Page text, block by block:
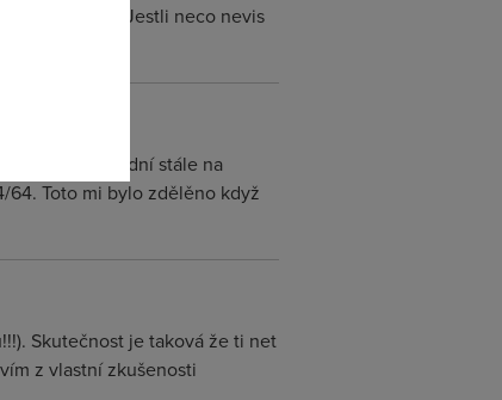
jak ti pises. Jestli neco nevis
prvních 10 dní stále na
Toto mi bylo zdělěno když
Skutečnost je taková že ti net
z vlastní zkušenosti